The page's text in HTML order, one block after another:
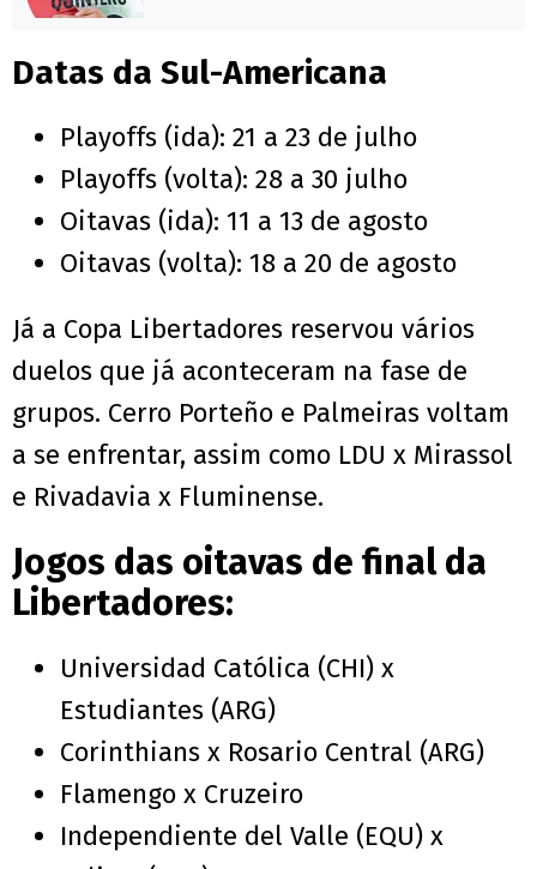
Datas da Sul-Americana
Playoffs (ida): 21 a 23 de julho
Playoffs (volta): 28 a 30 julho
Oitavas (ida): 11 a 13 de agosto
Oitavas (volta): 18 a 20 de agosto
Já a Copa Libertadores reservou vários
duelos que já aconteceram na fase de
grupos. Cerro Porteño e Palmeiras voltam
a se enfrentar, assim como LDU x Mirassol
e Rivadavia x Fluminense.
Jogos das oitavas de final da
Libertadores:
Universidad Católica (CHI) x
Estudiantes (ARG)
Corinthians x Rosario Central (ARG)
Flamengo x Cruzeiro
Independiente del Valle (EQU) x